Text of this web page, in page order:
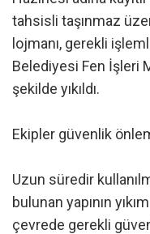
tahsisli taşınmaz
lojmanı, gerekli
Belediyesi Fen İşleri
şekilde yıkıldı.
Ekipler güvenlik
Uzun süredir
bulunan yapının
çevrede gerekli